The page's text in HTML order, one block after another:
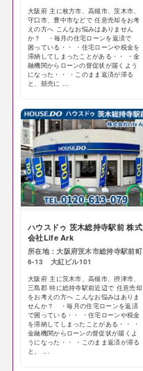
大阪府 主に枚方市、高槻市、茨木市、
守口市、豊中市などで 任意売却をお考
えの方へ こんなお悩みはありません
か？ ・毎月の住宅ローンを返済で
困っている・・ ・住宅ローンや税金を
滞納してしまったことがある・・ ・金
融機関からローンの督促状が届くよう
になった・・ ・このまま返済が滞る
と、競売に ...
ハウスドゥ 茨木総持寺駅前 株式
会社Life Ark
所在地：大阪府茨木市総持寺駅前町
6-13 大紅ビル101
大阪府 主に茨木市、高槻市、摂津市、
三島郡 特に総持寺駅前近辺で 任意売却
をお考えの方へ こんなお悩みはありま
せんか？ ・毎月の住宅ローンを返済
で困っている・・ ・住宅ローンや税金
を滞納してしまったことがある・・ ・
金融機関からローンの督促状が届くよ
うになった・・ ・このまま返済が滞る
と、 ...